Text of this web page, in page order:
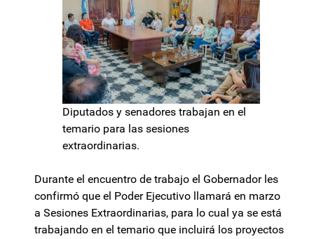
Diputados y senadores trabajan en el
temario para las sesiones
extraordinarias.
Durante el encuentro de trabajo el Gobernador les
confirmó que el Poder Ejecutivo llamará en marzo
a Sesiones Extraordinarias, para lo cual ya se está
trabajando en el temario que incluirá los proyectos